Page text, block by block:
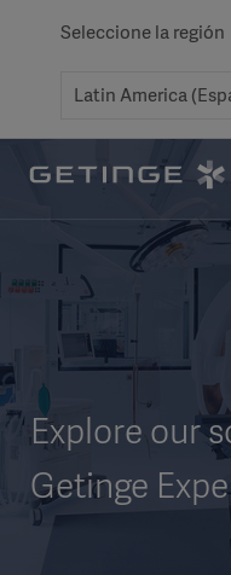
Seleccione la región
Explore our
Getinge